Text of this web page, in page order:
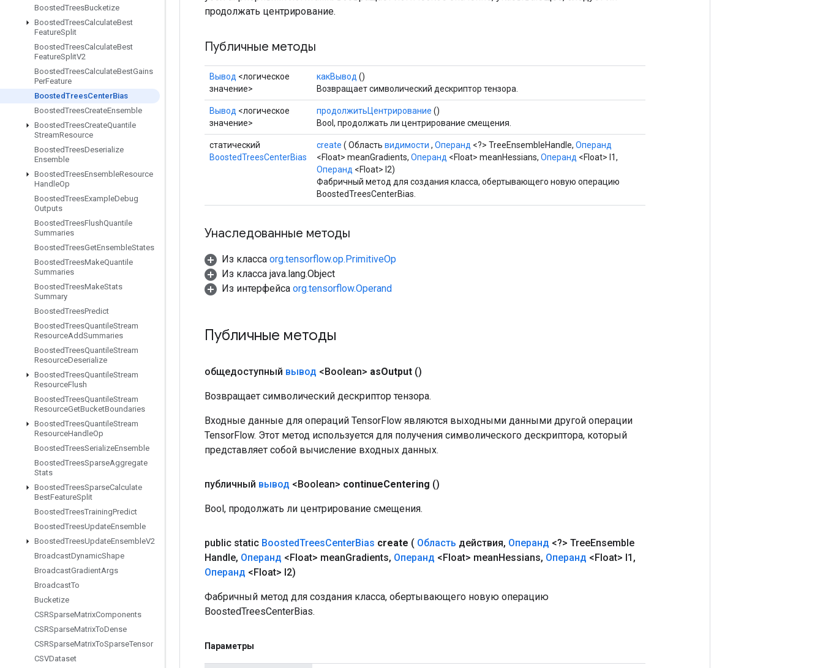
BoostedTreesBucketize
BoostedTreesCalculateBest
FeatureSplit
BoostedTreesCalculateBest
FeatureSplitV2
BoostedTreesCalculateBestGains
PerFeature
BoostedTreesCenterBias
BoostedTreesCreateEnsemble
BoostedTreesCreateQuantile
StreamResource
BoostedTreesDeserialize
Ensemble
BoostedTreesEnsembleResource
HandleOp
BoostedTreesExampleDebug
Outputs
BoostedTreesFlushQuantile
Summaries
BoostedTreesGetEnsembleStates
BoostedTreesMakeQuantile
Summaries
BoostedTreesMakeStats
Summary
BoostedTreesPredict
BoostedTreesQuantileStream
ResourceAddSummaries
BoostedTreesQuantileStream
ResourceDeserialize
BoostedTreesQuantileStream
ResourceFlush
BoostedTreesQuantileStream
ResourceGetBucketBoundaries
BoostedTreesQuantileStream
ResourceHandleOp
BoostedTreesSerializeEnsemble
BoostedTreesSparseAggregate
Stats
BoostedTreesSparseCalculate
BestFeatureSplit
BoostedTreesTrainingPredict
BoostedTreesUpdateEnsemble
BoostedTreesUpdateEnsembleV2
BroadcastDynamicShape
BroadcastGradientArgs
BroadcastTo
Bucketize
CSRSparseMatrixComponents
CSRSparseMatrixToDense
CSRSparseMatrixToSparseTensor
CSVDataset
продолжать центрирование.
Публичные методы
Вывод <логическое
значение>
какВывод ()
Возвращает символический дескриптор тензора.
Вывод <логическое
значение>
продолжитьЦентрирование ()
Bool, продолжать ли центрирование смещения.
статический
BoostedTreesCenterBias
create ( Область видимости , Операнд <?> TreeEnsembleHandle, Операнд
<Float> meanGradients, Операнд <Float> meanHessians, Операнд <Float> l1,
Операнд <Float> l2)
Фабричный метод для создания класса, обертывающего новую операцию
BoostedTreesCenterBias.
Унаследованные методы
Из класса org.tensorflow.op.PrimitiveOp
Из класса java.lang.Object
Из интерфейса org.tensorflow.Operand
Публичные методы
общедоступный вывод <Boolean> asOutput ()
Возвращает символический дескриптор тензора.
Входные данные для операций TensorFlow являются выходными данными другой операции
TensorFlow. Этот метод используется для получения символического дескриптора, который
представляет собой вычисление входных данных.
публичный вывод <Boolean> continueCentering ()
Bool, продолжать ли центрирование смещения.
public static BoostedTreesCenterBias create ( Область действия, Операнд <?> TreeEnsemble
Handle, Операнд <Float> meanGradients, Операнд <Float> meanHessians, Операнд <Float> l1 ,
Операнд <Float> l2)
Фабричный метод для создания класса, обертывающего новую операцию
BoostedTreesCenterBias.
Параметры